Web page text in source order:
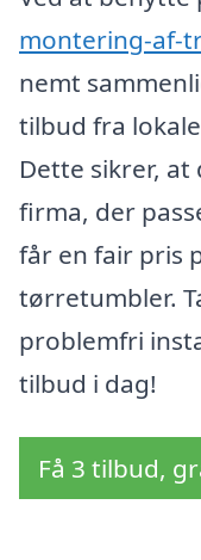
montering-af-
nemt
tilbud fra
Dette sikrer,
firma, der
får en fair pris
tørretumbler.
problemfri
tilbud i dag!
Få 3 tilbud,